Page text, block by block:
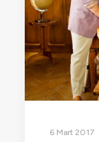
6 Mart 2017